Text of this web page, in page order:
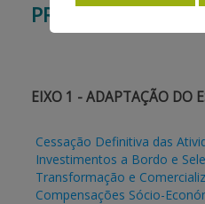
INFORMAÇÕES
ESTATÍSTICAS
PAGAMENTOS
PROMAR -
EIXO 1 - ADAPTAÇÃO DO
Cessação Definitiva das
Investimentos a Bordo e
Transformação e
Compensações Sócio-